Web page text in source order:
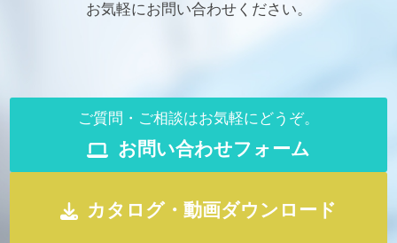
お気軽にお問い合わせください。
ご質問・ご相談はお気軽にどうぞ。
お問い合わせフォーム
カタログ・動画ダウンロード